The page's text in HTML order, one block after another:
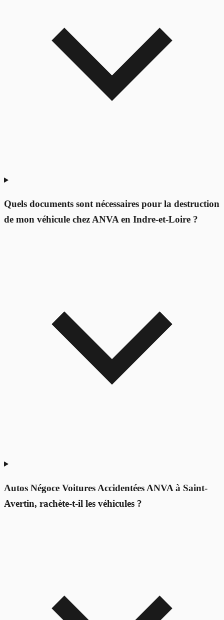
Quels documents sont nécessaires pour la destruction
de mon véhicule chez ANVA en Indre-et-Loire ?
Autos Négoce Voitures Accidentées ANVA à Saint-
Avertin, rachète-t-il les véhicules ?